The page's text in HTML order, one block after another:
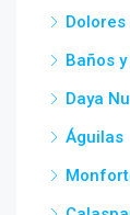
Dolores
Baños
Daya
Águilas